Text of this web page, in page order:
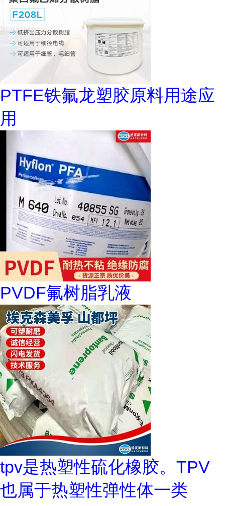
PTFE铁氟龙塑胶原料用途应
用
PVDF氟树脂乳液
tpv是热塑性硫化橡胶。TPV
也属于热塑性弹性体一类